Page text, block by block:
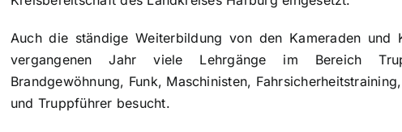
Auch die ständige Weiterbildung von den Kameraden
vergangenen Jahr viele Lehrgänge im Bereich
Brandgewöhnung, Funk, Maschinisten,
und Truppführer besucht.